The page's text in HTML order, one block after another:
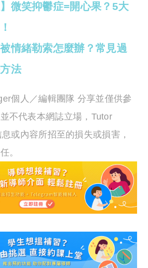
】微笑抑鬱症=開心果？5大
被情緒勒索怎麼辦？常見過
法
個人／編輯團隊 分享並僅供參
不代表本網誌立場，Tutor
或內容所招至的損失或損害，
。